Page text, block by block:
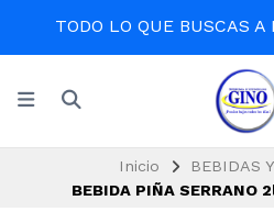
TODO LO QUE BUSCAS A
Inicio
BEBIDAS
BEBIDA PIÑA SERRANO